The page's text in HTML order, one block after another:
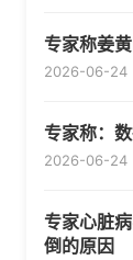
专家称姜
2026-06-24
专家称：
2026-06-24
专家心脏
倒的原因